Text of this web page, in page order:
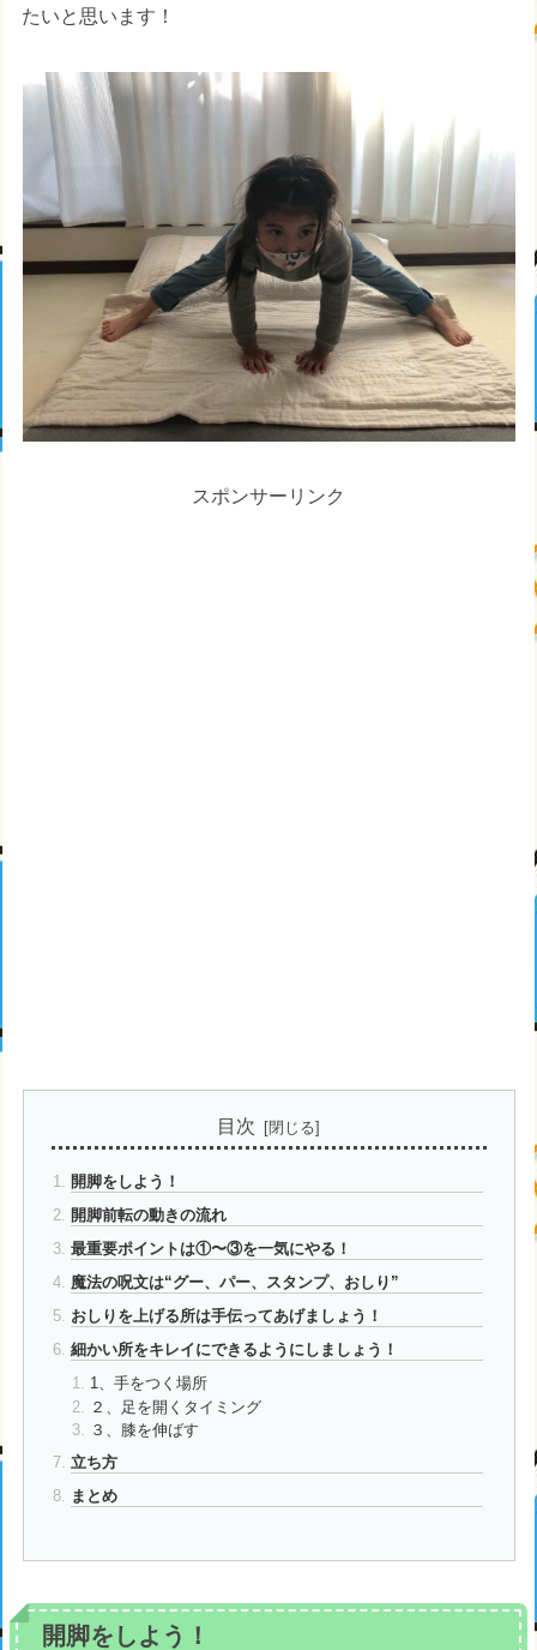
たいと思います！
スポンサーリンク
目次
開脚をしよう！
開脚前転の動きの流れ
最重要ポイントは①〜③を一気にやる！
魔法の呪文は“グー、パー、スタンプ、おしり”
おしりを上げる所は手伝ってあげましょう！
細かい所をキレイにできるようにしましょう！
1、手をつく場所
２、足を開くタイミング
３、膝を伸ばす
立ち方
まとめ
開脚をしよう！